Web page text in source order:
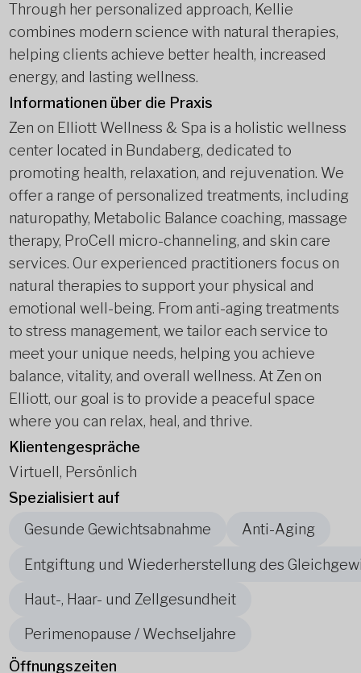
Through her personalized approach, Kellie
combines modern science with natural therapies,
helping clients achieve better health, increased
energy, and lasting wellness.
Informationen über die Praxis
Zen on Elliott Wellness & Spa is a holistic wellness
center located in Bundaberg, dedicated to
promoting health, relaxation, and rejuvenation. We
offer a range of personalized treatments, including
naturopathy, Metabolic Balance coaching, massage
therapy, ProCell micro-channeling, and skin care
services. Our experienced practitioners focus on
natural therapies to support your physical and
emotional well-being. From anti-aging treatments
to stress management, we tailor each service to
meet your unique needs, helping you achieve
balance, vitality, and overall wellness. At Zen on
Elliott, our goal is to provide a peaceful space
where you can relax, heal, and thrive.
Klientengespräche
Virtuell, Persönlich
Spezialisiert auf
Gesunde Gewichtsabnahme
Anti-Aging
Entgiftung und Wiederherstellung des
Haut-, Haar- und Zellgesundheit
Perimenopause / Wechseljahre
Öffnungszeiten